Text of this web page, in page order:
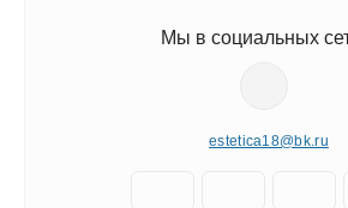
Мы в социальных
estetica18@bk.ru